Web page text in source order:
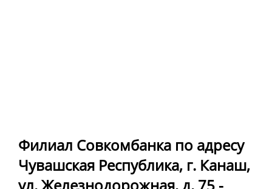
Филиал Совкомбанка по адресу
Чувашская Республика, г. Канаш,
ул. Железнодорожная, д. 75 -